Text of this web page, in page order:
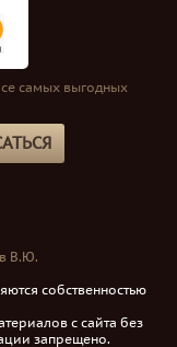
самых выгодных
В.Ю.
собственностью
с сайта без
запрещено.